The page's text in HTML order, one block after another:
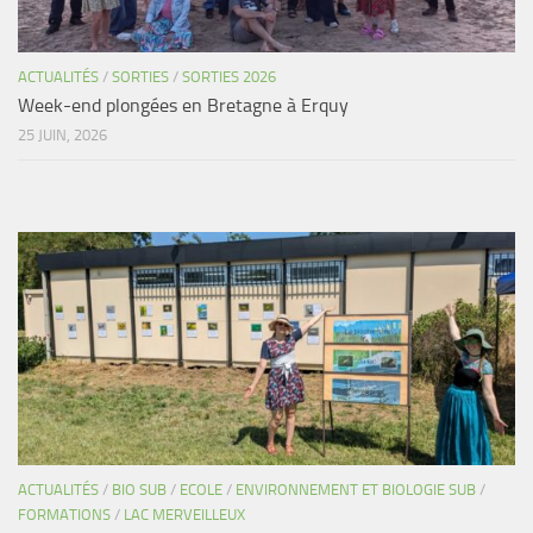
ACTUALITÉS / SORTIES / SORTIES 2026
Week-end plongées en Bretagne à Erquy
25 JUIN, 2026
ACTUALITÉS / BIO SUB / ECOLE / ENVIRONNEMENT ET BIOLOGIE SUB /
FORMATIONS / LAC MERVEILLEUX